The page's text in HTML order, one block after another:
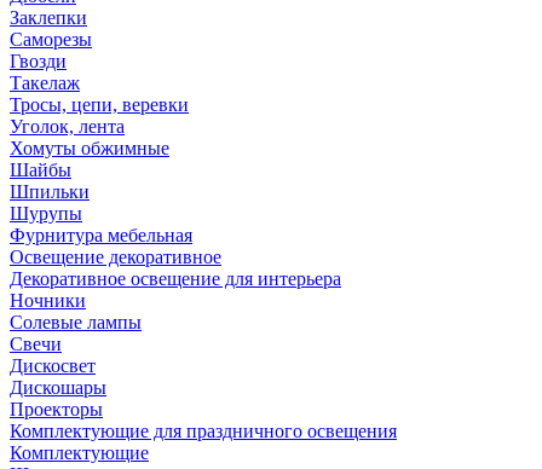
Заклепки
Саморезы
Гвозди
Такелаж
Тросы, цепи, веревки
Уголок, лента
Хомуты обжимные
Шайбы
Шпильки
Шурупы
Фурнитура мебельная
Освещение декоративное
Декоративное освещение для интерьера
Ночники
Солевые лампы
Свечи
Дискосвет
Дискошары
Проекторы
Комплектующие для праздничного освещения
Комплектующие